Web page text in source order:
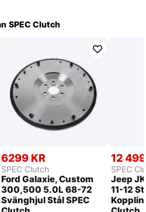
SPEC Clutch
6299 KR
SPEC Clutch
Ford Galaxie, Custom
300,500 5.0L 68-72
Svänghjul Stål SPEC
12
SPEC
Jeep
11-12